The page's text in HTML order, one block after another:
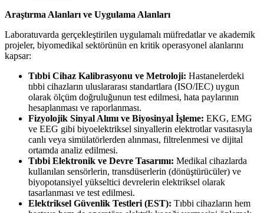
Araştırma Alanları ve Uygulama Alanları
Laboratuvarda gerçekleştirilen uygulamalı müfredatlar ve akademik
projeler, biyomedikal sektörünün en kritik operasyonel alanlarını
kapsar:
Tıbbi Cihaz Kalibrasyonu ve Metroloji: Hastanelerdeki
tıbbi cihazların uluslararası standartlara (ISO/IEC) uygun
olarak ölçüm doğruluğunun test edilmesi, hata paylarının
hesaplanması ve raporlanması.
Fizyolojik Sinyal Alımı ve Biyosinyal İşleme: EKG, EMG
ve EEG gibi biyoelektriksel sinyallerin elektrotlar vasıtasıyla
canlı veya simülatörlerden alınması, filtrelenmesi ve dijital
ortamda analiz edilmesi.
Tıbbi Elektronik ve Devre Tasarımı: Medikal cihazlarda
kullanılan sensörlerin, transdüserlerin (dönüştürücüler) ve
biyopotansiyel yükseltici devrelerin elektriksel olarak
tasarlanması ve test edilmesi.
Elektriksel Güvenlik Testleri (EST): Tıbbi cihazların hem